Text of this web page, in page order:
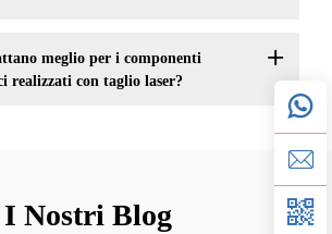
meglio per i componenti
realizzati con taglio laser?
I Nostri Blog